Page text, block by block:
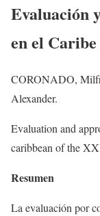
Evaluación
en el
CORONADO,
Alexander.
Evaluation and
caribbean of the
Resumen
La evaluación por